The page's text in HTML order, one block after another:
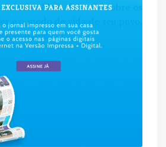
em sua aldeia, falando sobre os
e o modo de vida de seu povo.
aos […]